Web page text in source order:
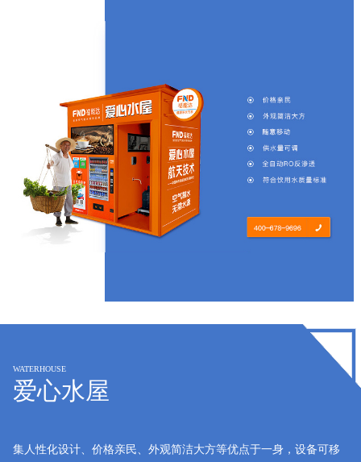
WATERHOUSE
爱心水屋
集人性化设计、价格亲民、外观简洁大方等优点于一身，设备可移